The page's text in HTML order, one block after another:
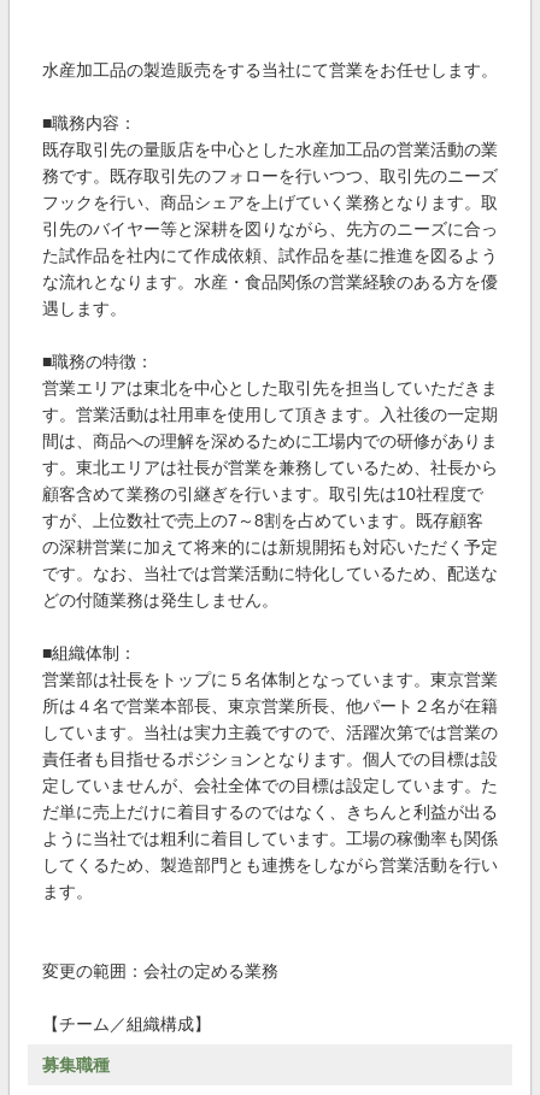
水産加工品の製造販売をする当社にて営業をお任せします。
■職務内容：
既存取引先の量販店を中心とした水産加工品の営業活動の業
務です。既存取引先のフォローを行いつつ、取引先のニーズ
フックを行い、商品シェアを上げていく業務となります。取
引先のバイヤー等と深耕を図りながら、先方のニーズに合っ
た試作品を社内にて作成依頼、試作品を基に推進を図るよう
な流れとなります。水産・食品関係の営業経験のある方を優
遇します。
■職務の特徴：
営業エリアは東北を中心とした取引先を担当していただきま
す。営業活動は社用車を使用して頂きます。入社後の一定期
間は、商品への理解を深めるために工場内での研修がありま
す。東北エリアは社長が営業を兼務しているため、社長から
顧客含めて業務の引継ぎを行います。取引先は10社程度で
すが、上位数社で売上の7～8割を占めています。既存顧客
の深耕営業に加えて将来的には新規開拓も対応いただく予定
です。なお、当社では営業活動に特化しているため、配送な
どの付随業務は発生しません。
■組織体制：
営業部は社長をトップに５名体制となっています。東京営業
所は４名で営業本部長、東京営業所長、他パート２名が在籍
しています。当社は実力主義ですので、活躍次第では営業の
責任者も目指せるポジションとなります。個人での目標は設
定していませんが、会社全体での目標は設定しています。た
だ単に売上だけに着目するのではなく、きちんと利益が出る
ように当社では粗利に着目しています。工場の稼働率も関係
してくるため、製造部門とも連携をしながら営業活動を行い
ます。
変更の範囲：会社の定める業務
【チーム／組織構成】
募集職種